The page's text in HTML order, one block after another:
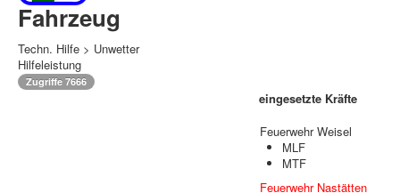
Fahrzeug
Techn. Hilfe > Unwetter
Hilfeleistung
Zugriffe 7666
eingesetzte Kräfte
Feuerwehr Weisel
MLF
MTF
Feuerwehr Nastätten